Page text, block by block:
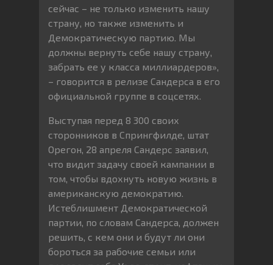
сейчас – не только изменить нашу
страну, но также изменить и
Демократическую партию. Мы
должны вернуть себе нашу страну,
забрать ее у класса миллиардеров»,
– говорится в релизе Сандерса в его
официальной группе в соцсетях.
Выступая перед 8 300 своих
сторонников в Спрингфилде, штат
Орегон, 28 апреля Сандерс заявил,
что видит задачу своей кампании в
том, чтобы вдохнуть новую жизнь в
американскую демократию.
Истеблишмент Демократической
партии, по словам Сандерса, должен
решить, с кем они и будут ли они
бороться за рабочие семьи или